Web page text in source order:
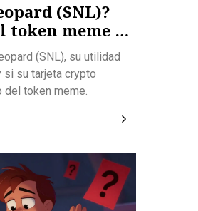
(SNL)?
token meme y
(SNL), su utilidad
su tarjeta crypto
del token meme.